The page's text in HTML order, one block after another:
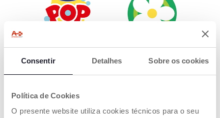
Consentir Detalhes Sobre os cookies
Política de Cookies
O presente website utiliza cookies técnicos para o seu
A DIVERSÃO
EXPLODE
Diga adeus às birras
Com a Chicco POP,
tomar banho é puro
prazer e diversão
COM EXTRATOS
NATURAIS
Os produtos de